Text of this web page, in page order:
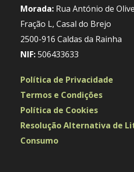
Morada: Rua António de
Fração L, Casal do Brejo
2500-916 Caldas da Rainha
NIF:506433633
Política de Privacidade
Termos e Condições
Política de Cookies
Resolução Alternativa de
Consumo